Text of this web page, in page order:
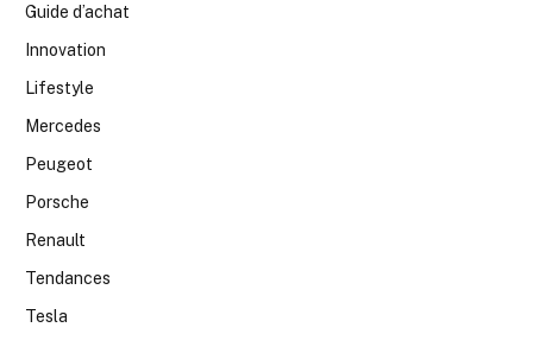
Guide d’achat
Innovation
Lifestyle
Mercedes
Peugeot
Porsche
Renault
Tendances
Tesla